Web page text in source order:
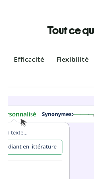
Tout ce
Efficacité Flexibilité